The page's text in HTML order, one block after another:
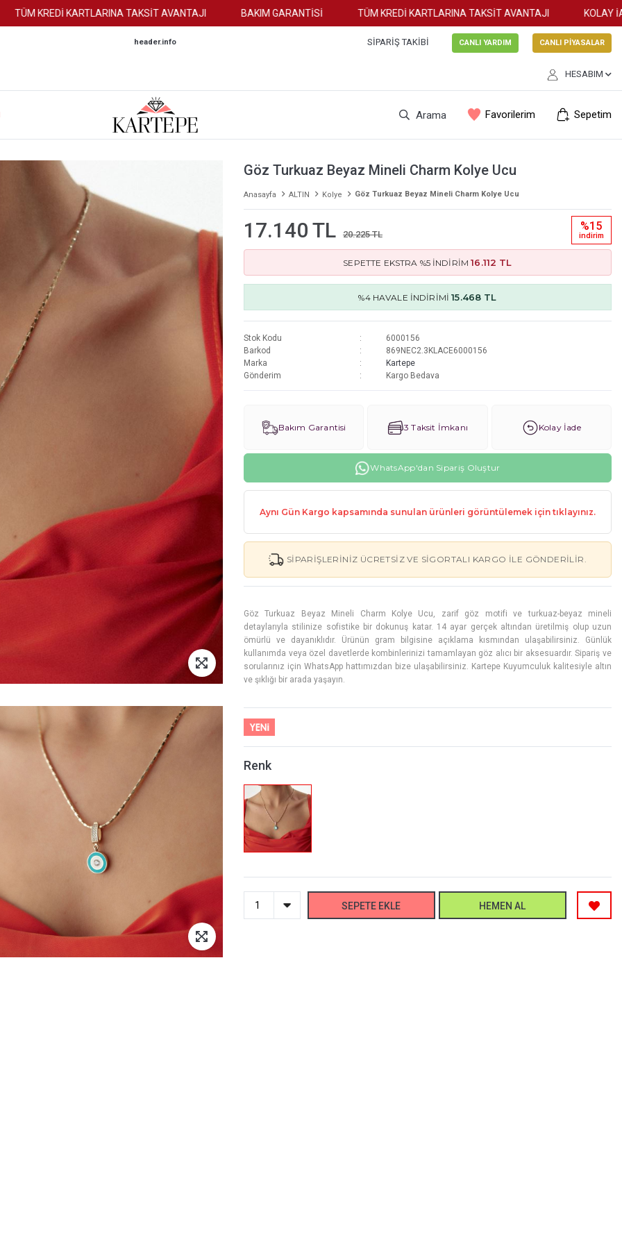
KREDİ KARTLARINA TAKSİT AVANTAJI BAKIM GARANTİSİ TÜM KREDİ KARTLARINA TAKSİT AVANTAJI KOLAY İADE
header.info SIPARIŞ TAKIBI CANLI YARDIM CANLI PİYASALAR
HESABIM
Arama Favorilerim Sepetim
Göz Turkuaz Beyaz Mineli Charm Kolye Ucu
Anasayfa ALTIN Kolye Göz Turkuaz Beyaz Mineli Charm Kolye Ucu
17.140 TL 20.225 TL
%15
i̇ndi̇ri̇m
SEPETTE EKSTRA %5 İNDİRİM16.112 TL
%4 HAVALE İNDİRİMİ15.468 TL
Stok Kodu
6000156
Barkod
869NEC2.3KLACE6000156
Marka
Kartepe
Gönderim
Kargo Bedava
Bakım Garantisi 3 Taksit İmkanı Kolay İade
WhatsApp'dan Sipariş Oluştur
Aynı Gün Kargo kapsamında sunulan ürünleri görüntülemek için tıklayınız.
SIPARIŞLERINIZ ÜCRETSIZ VE SIGORTALI KARGO ILE GÖNDERILIR.
Göz Turkuaz Beyaz Mineli Charm Kolye Ucu, zarif göz motifi ve turkuaz-beyaz mineli
detaylarıyla stilinize sofistike bir dokunuş katar. 14 ayar gerçek altından üretilmiş olup uzun
ömürlü ve dayanıklıdır. Ürünün gram bilgisine açıklama kısmından ulaşabilirsiniz. Günlük
kullanımda veya özel davetlerde kombinlerinizi tamamlayan göz alıcı bir aksesuardır. Sipariş ve
sorularınız için WhatsApp hattımızdan bize ulaşabilirsiniz. Kartepe Kuyumculuk kalitesiyle altın
ve şıklığı bir arada yaşayın.
Renk
SEPETE EKLE HEMEN AL